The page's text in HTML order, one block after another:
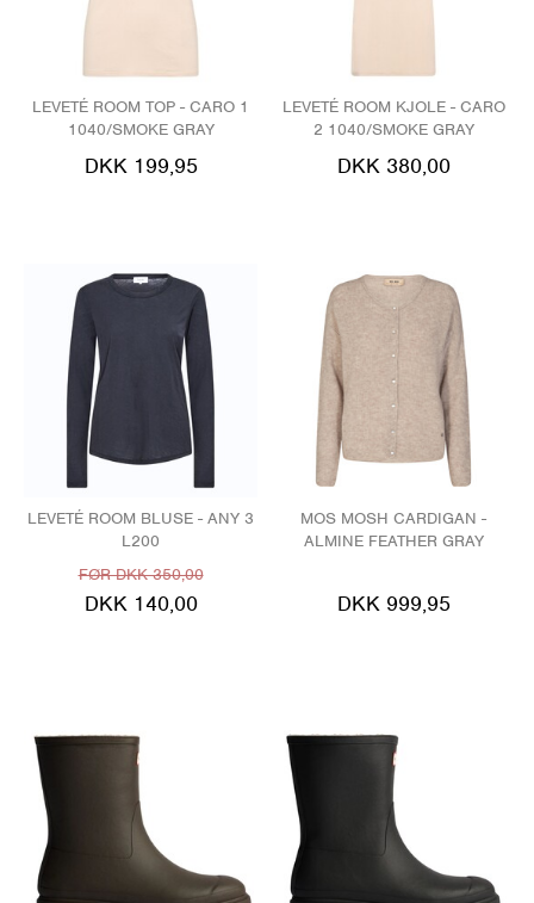
LEVETÉ ROOM TOP - CARO 1
1040/SMOKE GRAY
DKK 199,95
LEVETÉ ROOM KJOLE - CARO
2 1040/SMOKE GRAY
DKK 380,00
LEVETÉ ROOM BLUSE - ANY 3
L200
FØR DKK 350,00
DKK 140,00
MOS MOSH CARDIGAN -
ALMINE FEATHER GRAY
DKK 999,95